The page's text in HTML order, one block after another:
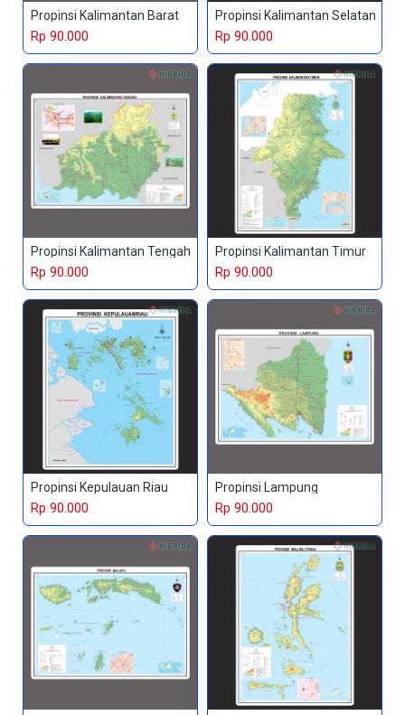
Propinsi Kalimantan Barat
Rp 90.000
Propinsi Kalimantan Selatan
Rp 90.000
Propinsi Kalimantan Tengah
Rp 90.000
Propinsi Kalimantan Timur
Rp 90.000
Propinsi Kepulauan Riau
Rp 90.000
Propinsi Lampung
Rp 90.000